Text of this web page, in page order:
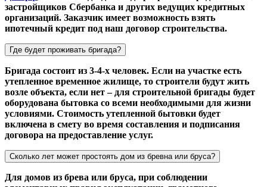
застройщиков Сбербанка и других ведущих кредитных
организаций. Заказчик имеет возможность взять
ипотечный кредит под наш договор строительства.
Где будет проживать бригада?
Бригада состоит из 3-4-х человек. Если на участке есть
утепленное временное жилище, то строители будут жить
возле объекта, если нет – для строительной бригады будет
оборудована бытовка со всеми необходимыми для жизни
условиями. Стоимость утепленной бытовки будет
включена в смету во время составления и подписания
договора на предоставление услуг.
Сколько лет может простоять дом из бревна или бруса?
Для домов из брева или бруса, при соблюдении